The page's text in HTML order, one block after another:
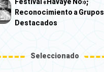
Reconocimiento a Grupos
Destacados
Seleccionado